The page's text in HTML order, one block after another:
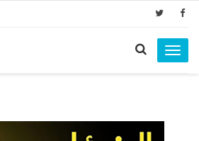
Toggle
navigation